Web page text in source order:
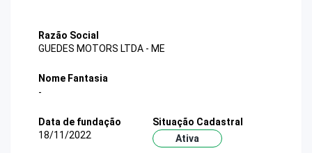
Razão Social
GUEDES MOTORS LTDA - ME
Nome Fantasia
-
Data de fundação
18/11/2022
Situação Cadastral
Ativa